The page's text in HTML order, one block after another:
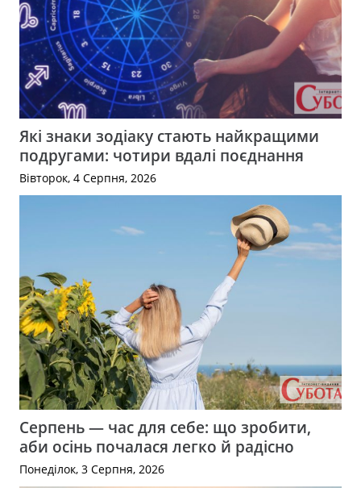
Які знаки зодіаку стають найкращими
подругами: чотири вдалі поєднання
Вівторок, 4 Серпня, 2026
Серпень — час для себе: що зробити,
аби осінь почалася легко й радісно
Понеділок, 3 Серпня, 2026